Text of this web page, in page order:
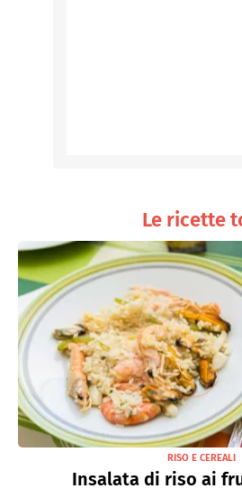
Le ricette
RISO E CEREALI
Insalata di riso ai